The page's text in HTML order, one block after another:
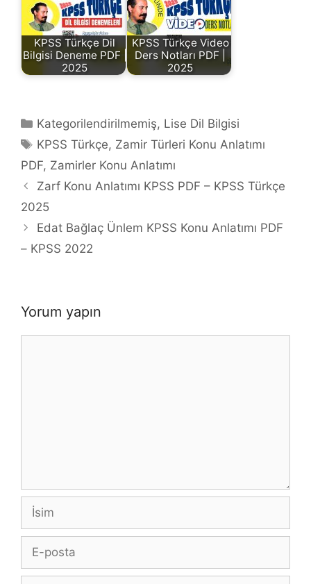
KPSS Türkçe Dil
Bilgisi Deneme PDF |
2025
KPSS Türkçe Video
Ders Notları PDF |
2025
Kategoriler
Kategorilendirilmemiş, Lise Dil Bilgisi
Etiketler
KPSS Türkçe, Zamir Türleri Konu Anlatımı
PDF, Zamirler Konu Anlatımı
Zarf Konu Anlatımı KPSS PDF – KPSS Türkçe
2025
Edat Bağlaç Ünlem KPSS Konu Anlatımı PDF
– KPSS 2022
Yorum yapın
İsim
posta